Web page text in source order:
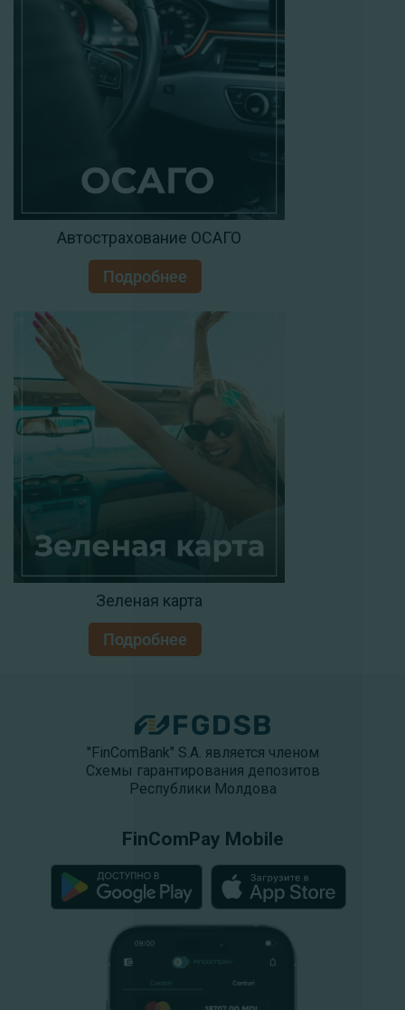
Автострахование ОСАГО
Подробнее
Зеленая карта
Подробнее
"FinComBank" S.A. является членом
Схемы гарантирования депозитов
Республики Молдова
FinComPay Mobile